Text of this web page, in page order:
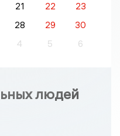
21 22
23
28 29
30
4 5 6
людей